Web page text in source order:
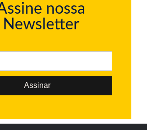
nossa
Newsletter
Assinar